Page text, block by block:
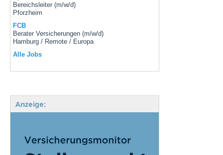
Bereichsleiter (m/w/d)
Pforzheim
FCB
Berater Versicherungen (m/w/d)
Hamburg / Remote / Europa
Alle Jobs
Anzeige: